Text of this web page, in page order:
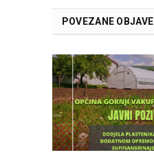
POVEZANE OBJAVE